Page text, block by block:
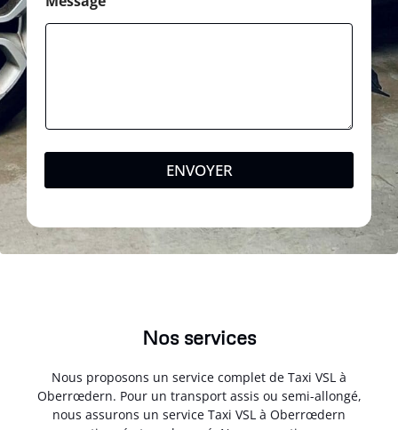
ENVOYER
Nos services
Nous proposons un service complet de Taxi VSL à
Oberrœdern. Pour un transport assis ou semi-allongé,
nous assurons un service Taxi VSL à Oberrœdern